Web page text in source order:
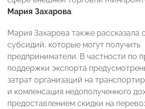
Мария Захарова.
Мария Захарова также рассказала
субсидий, которые могут получить
предприниматели. В частности по
поддержки экспорта
затрат организаций на
и компенсация недополученного
предоставлением скидки на